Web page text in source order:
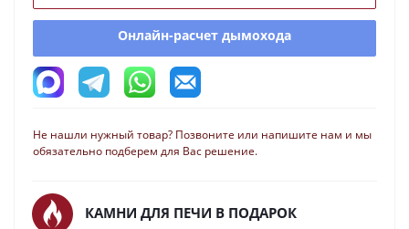
Онлайн-расчет дымохода
Не нашли нужный товар? Позвоните или напишите нам и мы
обязательно подберем для Вас решение.
КАМНИ ДЛЯ ПЕЧИ В ПОДАРОК